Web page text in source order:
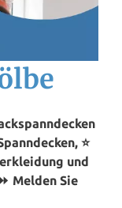
⭐
und
Melden Sie